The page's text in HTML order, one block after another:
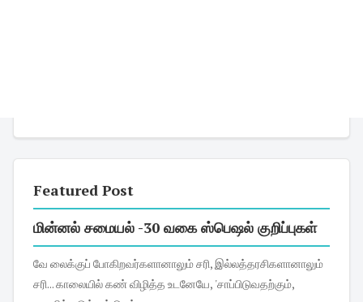
Featured Post
மின்னல் சமையல் -30 வகை ஸ்பெஷல் குறிப்புகள்
வே லைக்குப் போகிறவர்களானாலும் சரி, இல்லத்தரசிகளானாலும்
சரி... காலையில் கண் விழித்த உடனேயே, 'சாப்பிடுவதற்கும்,